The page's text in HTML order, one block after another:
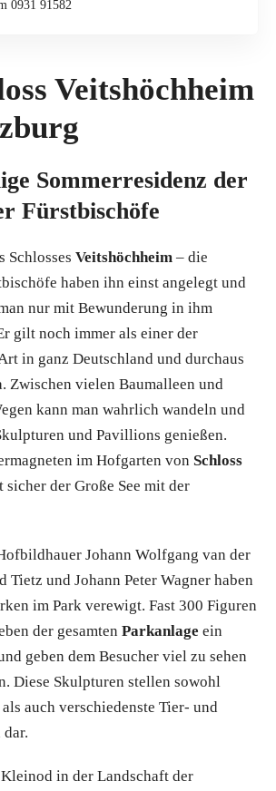
0931 91582
Veitshöchheim
Sommerresidenz der
Fürstbischöfe
Schlosses Veitshöchheim – die
haben ihn einst angelegt und
nur mit Bewunderung in ihm
gilt noch immer als einer der
in ganz Deutschland und durchaus
Zwischen vielen Baumalleen und
kann man wahrlich wandeln und
und Pavillions genießen.
im Hofgarten von Schloss
sicher der Große See mit der
Johann Wolfgang van der
Tietz und Johann Peter Wagner haben
im Park verewigt. Fast 300 Figuren
der gesamten Parkanlage ein
geben dem Besucher viel zu sehen
Diese Skulpturen stellen sowohl
auch verschiedenste Tier- und
in der Landschaft der